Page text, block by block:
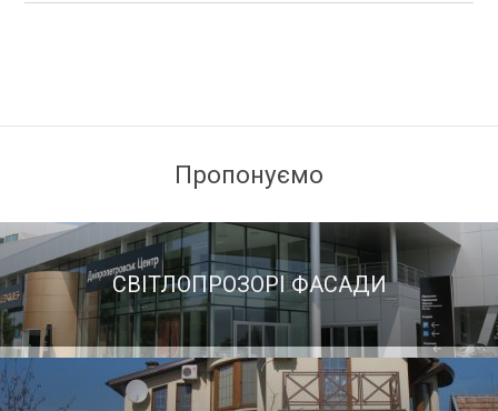
Пропонуємо
СВІТЛОПРОЗОРІ ФАСАДИ